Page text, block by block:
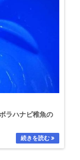
ラハナビ稚魚の